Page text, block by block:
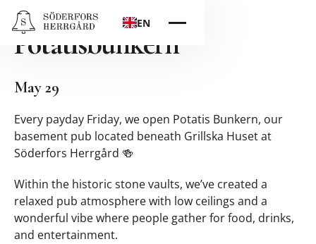
EN
After-Work at
Potatisbunkern
May 29
Every payday Friday, we open Potatis Bunkern, our
basement pub located beneath Grillska Huset at
Söderfors Herrgård 🍻
Within the historic stone vaults, we’ve created a
relaxed pub atmosphere with low ceilings and a
wonderful vibe where people gather for food, drinks,
and entertainment.